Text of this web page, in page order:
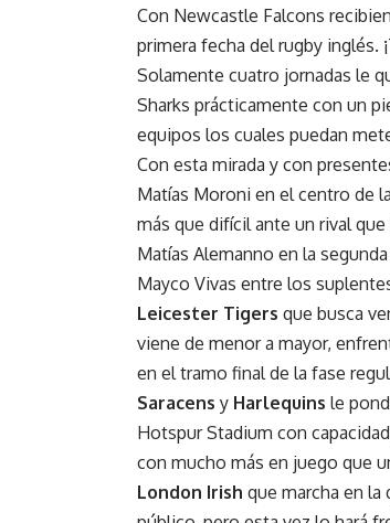
Con Newcastle Falcons
primera fecha del rugby inglés.
Solamente cuatro jornadas le
Sharks prácticamente con un
equipos los cuales puedan
Con esta mirada y con
Matías Moroni en el centro de
más que difícil ante un rival
Matías Alemanno en la
Mayco Vivas entre los
Leicester Tigers que busca
viene de menor a mayor,
en el tramo final de la fase
Saracens y Harlequins le
Hotspur Stadium con
con mucho más en juego que
London Irish que marcha en